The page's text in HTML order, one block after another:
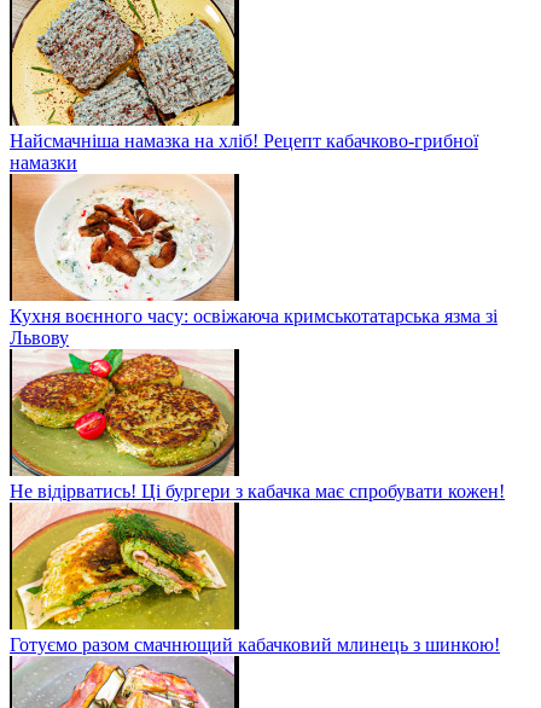
Найсмачніша намазка на хліб! Рецепт кабачково-грибної
намазки
Кухня воєнного часу: освіжаюча кримськотатарська язма зі
Львову
Не відірватись! Ці бургери з кабачка має спробувати кожен!
Готуємо разом смачнющий кабачковий млинець з шинкою!